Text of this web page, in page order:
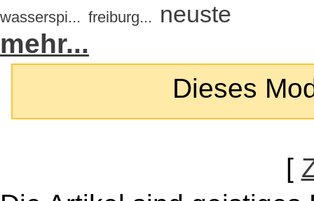
wasserspi... freiburg... neuste
mehr...
Dieses
[